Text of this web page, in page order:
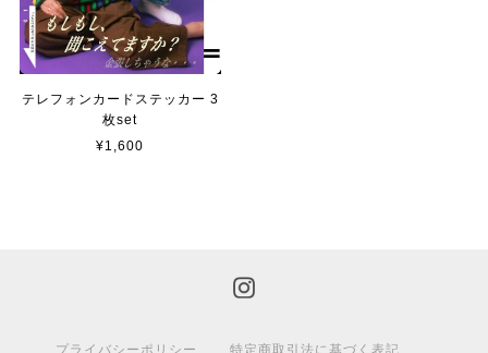
テレフォンカードステッカー 3
枚set
¥1,600